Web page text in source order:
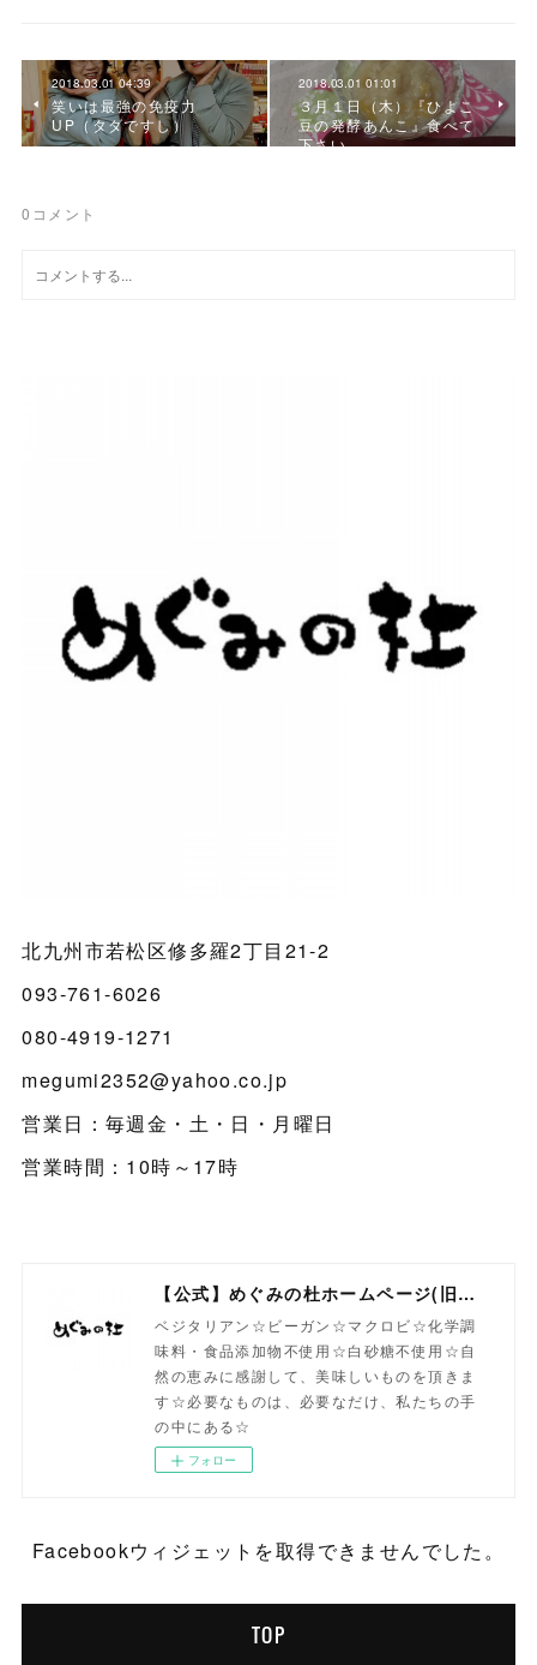
2018.03.01 04:39
笑いは最強の免疫力
UP（タダですし）
2018.03.01 01:01
３月１日（木）『ひよこ
豆の発酵あんこ』食べて
下さい。
0 コメント
北九州市若松区修多羅2丁目21-2
093-761-6026
080-4919-1271
megumi2352@yahoo.co.jp
営業日：毎週金・土・日・月曜日
営業時間：10時～17時
【公式】めぐみの杜ホームページ(旧自然食工房）
ベジタリアン☆ビーガン☆マクロビ☆化学調
味料・食品添加物不使用☆白砂糖不使用☆自
然の恵みに感謝して、美味しいものを頂きま
す☆必要なものは、必要なだけ、私たちの手
の中にある☆
フォロー
Facebookウィジェットを取得できませんでした。
TOP